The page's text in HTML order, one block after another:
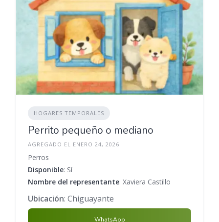
HOGARES TEMPORALES
Perrito pequeño o mediano
AGREGADO EL ENERO 24, 2026
Perros
Disponible: Sí
Nombre del representante: Xaviera Castillo
Ubicación: Chiguayante
WhatsApp